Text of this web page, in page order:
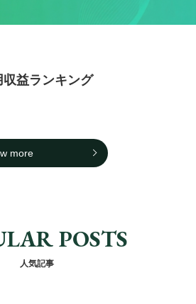
益ランキング
more
POSTS
人気記事